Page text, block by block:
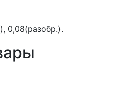
0,08(разобр.).